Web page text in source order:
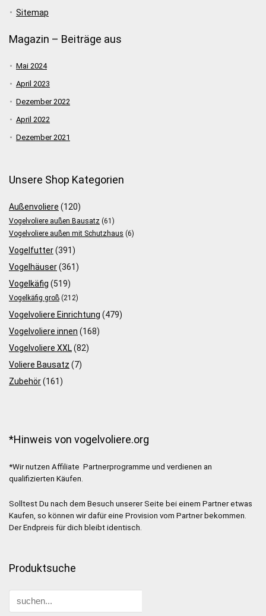
Sitemap
Magazin – Beiträge aus
Mai 2024
April 2023
Dezember 2022
April 2022
Dezember 2021
Unsere Shop Kategorien
Außenvoliere (120)
Vogelvoliere außen Bausatz (61)
Vogelvoliere außen mit Schutzhaus (6)
Vogelfutter(391)
Vogelhäuser(361)
Vogelkäfig (519)
Vogelkäfig groß (212)
Vogelvoliere Einrichtung (479)
Vogelvoliere innen (168)
Vogelvoliere XXL(82)
Voliere Bausatz (7)
Zubehör(161)
*Hinweis von vogelvoliere.org
*Wir nutzen Affiliate Partnerprogramme und verdienen an
qualifizierten Käufen.
Solltest Du nach dem Besuch unserer Seite bei einem Partner etwas
Kaufen, so können wir dafür eine Provision vom Partner bekommen.
Der Endpreis für dich bleibt identisch.
Produktsuche